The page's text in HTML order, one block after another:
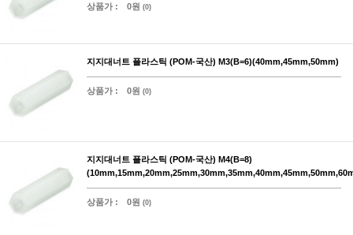
상품가 : 0원 (0)
지지대너트 플라스틱 (POM-국산) M3(B=6)(40mm,45mm,50mm)
상품가 : 0원 (0)
지지대너트 플라스틱 (POM-국산) M4(B=8)
상품가 : 0원 (0)